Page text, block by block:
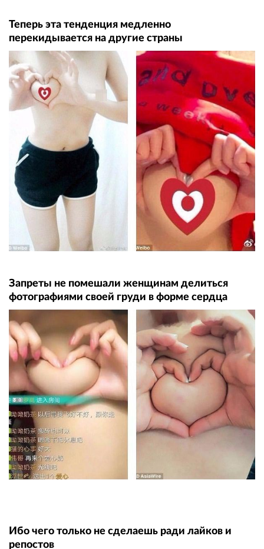
Теперь эта тенденция медленно
перекидывается на другие страны
Запреты не помешали женщинам делиться
фотографиями своей груди в форме сердца
Ибо чего только не сделаешь ради лайков и
репостов